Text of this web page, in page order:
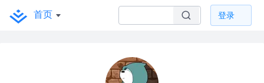
首页 登录